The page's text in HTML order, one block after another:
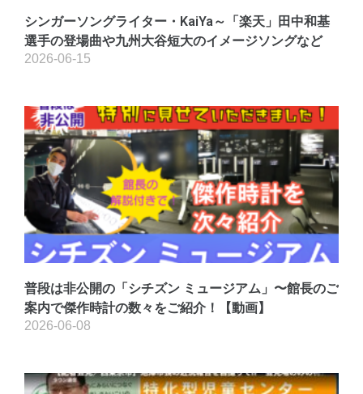
シンガーソングライター・KaiYa～「楽天」田中和基
選手の登場曲や九州大谷短大のイメージソングなど
2026-06-15
普段は非公開の「シチズン ミュージアム」〜館長のご
案内で傑作時計の数々をご紹介！【動画】
2026-06-08